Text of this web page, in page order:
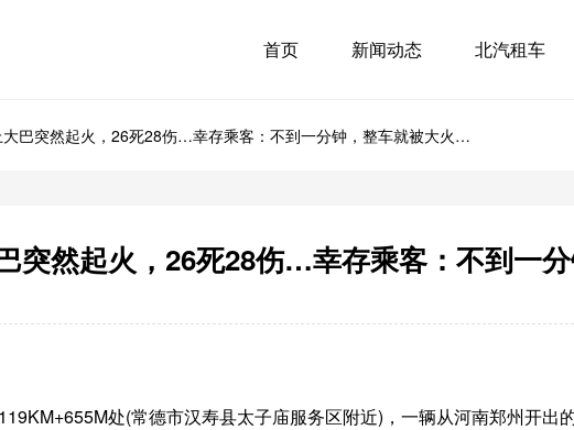
首页 新闻动态 北汽租车
巴突然起火，26死28伤…幸存乘客：不到一分钟，整车就被大火吞
突然起火，26死28伤…幸存乘客：不到一
处(常德市汉寿县太子庙服务区附近)，一辆从河南郑州开